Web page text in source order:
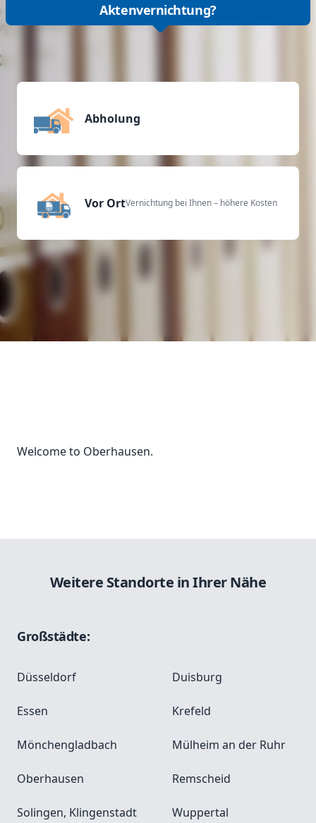
Aktenvernichtung?
Abholung
Vor OrtVernichtung bei Ihnen – höhere Kosten
Welcome to Oberhausen.
Weitere Standorte in Ihrer Nähe
Großstädte:
Düsseldorf Duisburg
Essen Krefeld
Mönchengladbach Mülheim an der Ruhr
Oberhausen Remscheid
Solingen, Klingenstadt Wuppertal